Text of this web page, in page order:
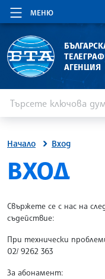
МЕНЮ
АГЕНЦИЯ
Начало Вход
SITE.BTA
ВХОД
Свържете се с нас на
съдействие:
При технически
02/ 9262 363
За абонамент: